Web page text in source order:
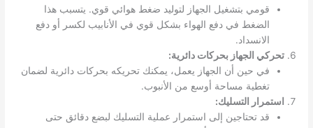
قومي بتشغيل الجهاز لتوليد ضغط هوائي قوي. يتسبب هذا
الضغط في دفع الهواء بشكل قوي في الأنابيب لكسر أو دفع
الانسداد.
تحركي الجهاز بحركات دائرية:
في حين أن الجهاز يعمل، يمكنك تحريكه بحركات دائرية لضمان
تغطية مساحة أوسع من الأنبوب.
استمرار التسليك:
قد تحتاجين إلى استمرار عملية التسليك لبضع دقائق حتى